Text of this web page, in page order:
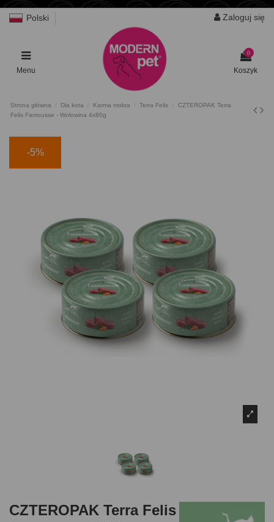
Polski Zaloguj się
Menu
0
Koszyk
Strona główna Dla kota Karma mokra Terra Felis
CZTEROPAK Terra
Felis Famousse - Wołowina 4x80g
-5%
CZTEROPAK Terra Felis